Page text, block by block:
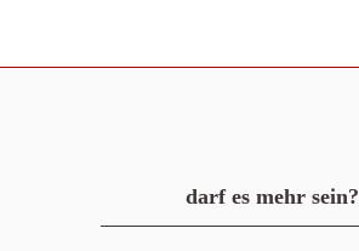
darf es mehr sein?